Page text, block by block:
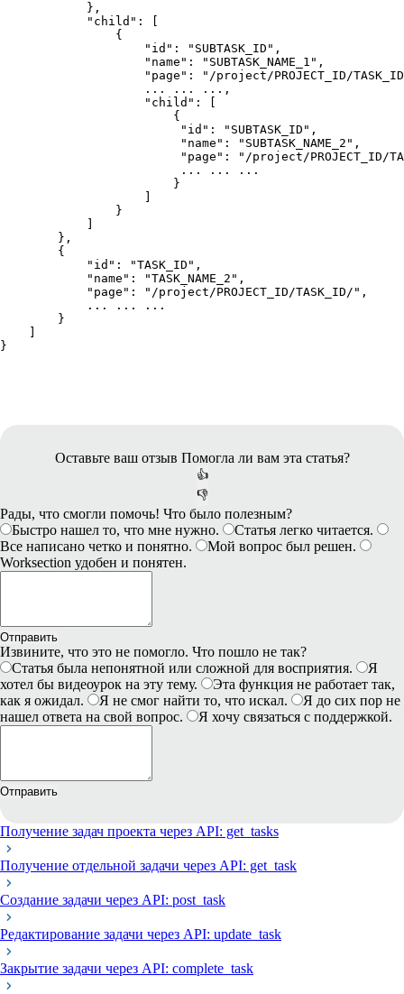
            },
            "child": [
                {
                    "id": "SUBTASK_ID",
                    "name": "SUBTASK_NAME_1",
"page": "/project/PROJECT_ID/
                    ... ... ...,
                    "child": [
                        {
                         "id": "SUBTASK_ID",
                         "name": "SUBTASK_NAME_2",
"page": "/project/PROJECT_ID/
                         ... ... ...
                        }
                }
        },
        {
            "id": "TASK_ID",
            "name": "TASK_NAME_2",
            "page": "/project/PROJECT_ID/TASK_ID/",
            ... ... ...
        }
}
Оставьте ваш отзыв Помогла ли вам эта статья?
👍
👎
Рады, что смогли помочь! Что было полезным?
Быстро нашел то, что мне нужно.
Статья легко читается.
Все написано четко и понятно.
Мой вопрос был решен.
Worksection удобен и понятен.
Отправить
Извините, что это не помогло. Что пошло не так?
Статья была непонятной или сложной для восприятия.
Я
хотел бы видеоурок на эту тему.
Эта функция не работает так,
как я ожидал.
Я не смог найти то, что искал.
Я до сих пор не
нашел ответа на свой вопрос.
Я хочу связаться с поддержкой.
Отправить
Получение задач проекта через API: get_tasks
Получение отдельной задачи через API: get_task
Создание задачи через API: post_task
Редактирование задачи через API: update_task
Закрытие задачи через API: complete_task